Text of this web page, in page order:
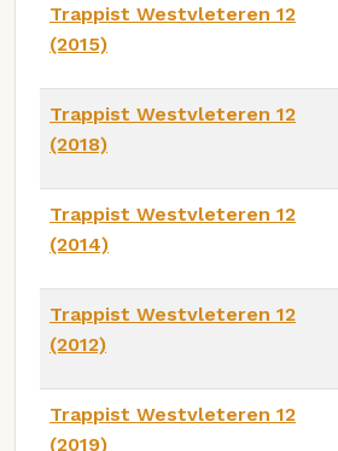
Trappist Westvleteren 12
(2015)
Trappist Westvleteren 12
(2018)
Trappist Westvleteren 12
(2014)
Trappist Westvleteren 12
(2012)
Trappist Westvleteren 12
(2019)